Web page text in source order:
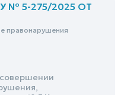
№ 5-275/2025 ОТ
правонарушения